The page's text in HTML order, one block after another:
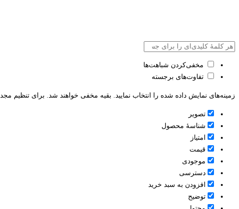
مخفی‌کردن شباهت‌ها
تفاوت‌های برجسته
زمینه‌های نمایش داده شده را انتخاب نمایید. بقیه مخفی خواهند شد. برای تنظیم
تصویر
شناسۀ محصول
امتیاز
قيمت
موجودی
دسترسی
افزودن به سبد خرید
توضیح